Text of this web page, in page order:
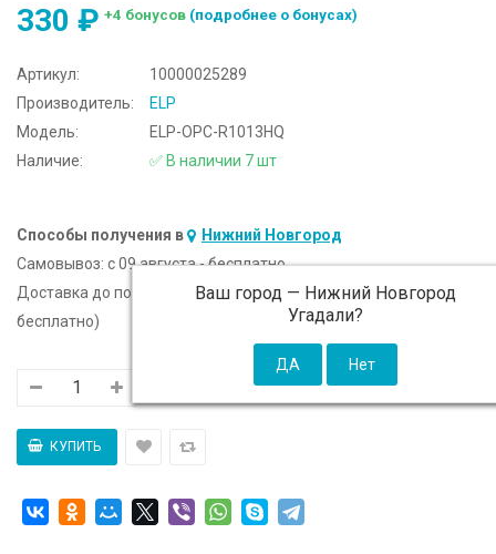
330 ₽ +4 бонусов (подробнее о бонусах)
Артикул:
10000025289
Производитель:
ELP
Модель:
ELP-OPC-R1013HQ
Наличие:
✅ В наличии 7 шт
Способы получения в Нижний Новгород
Ваш город — Нижний Новгород
Угадали?
Самовывоз: c 09 августа - бесплатно
Доставка до подъезда:
c 09 августа - 300 ₽ (от 5 000 ₽
бесплатно)